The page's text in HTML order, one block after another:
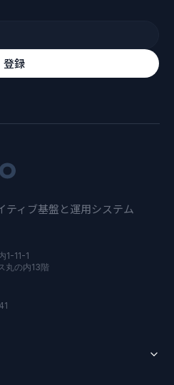
登録
ティブ基盤と運用システム
1-11-1
丸の内13階